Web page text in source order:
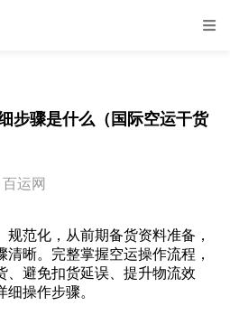
步骤是什么（国际空运干货
运网
范化，从前期备货资料准备，
晰。完整掌握空运操作流程，
、避免扣货延误、提升物流效
操作步骤。